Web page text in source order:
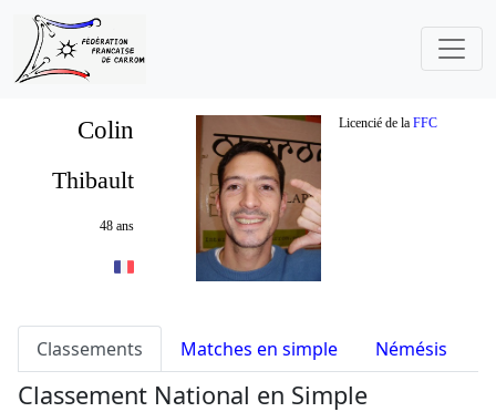
Colin Licencié de la FFC
Thibault
48 ans
Classements Matches en simple Némésis
Classement National en Simple